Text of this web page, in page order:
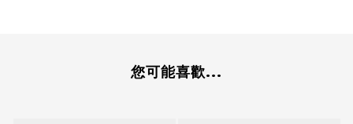
您可能喜歡...